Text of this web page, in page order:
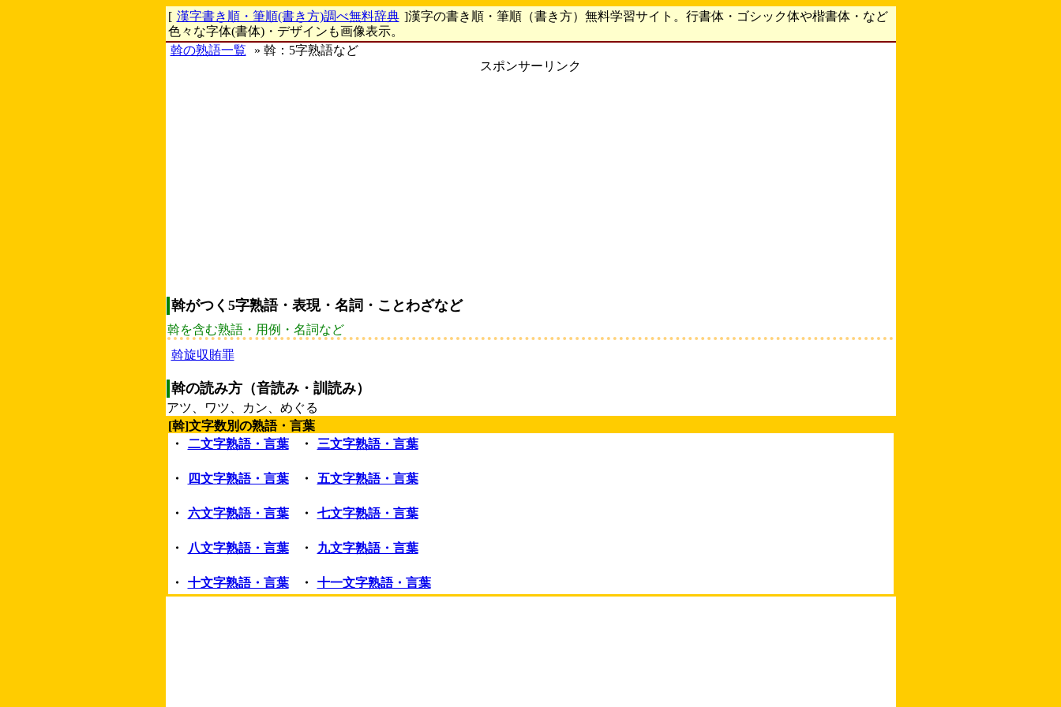
[ 漢字書き順・筆順(書き方)調べ無料辞典 ]漢字の書き順・筆順（書き方）無料学習サイト。行書体・ゴシック体や楷書体・など
色々な字体(書体)・デザインも画像表示。
斡の熟語一覧
» 斡：5字熟語など
スポンサーリンク
斡がつく5字熟語・表現・名詞・ことわざなど
斡を含む熟語・用例・名詞など
斡旋収賄罪
斡の読み方（音読み・訓読み）
アツ、ワツ、カン、めぐる
[斡]文字数別の熟語・言葉
・
二文字熟語・言葉 ・ 三文字熟語・言葉
・ 四文字熟語・言葉 ・ 五文字熟語・言葉
・ 六文字熟語・言葉 ・ 七文字熟語・言葉
・ 八文字熟語・言葉 ・ 九文字熟語・言葉
・ 十文字熟語・言葉 ・ 十一文字熟語・言葉